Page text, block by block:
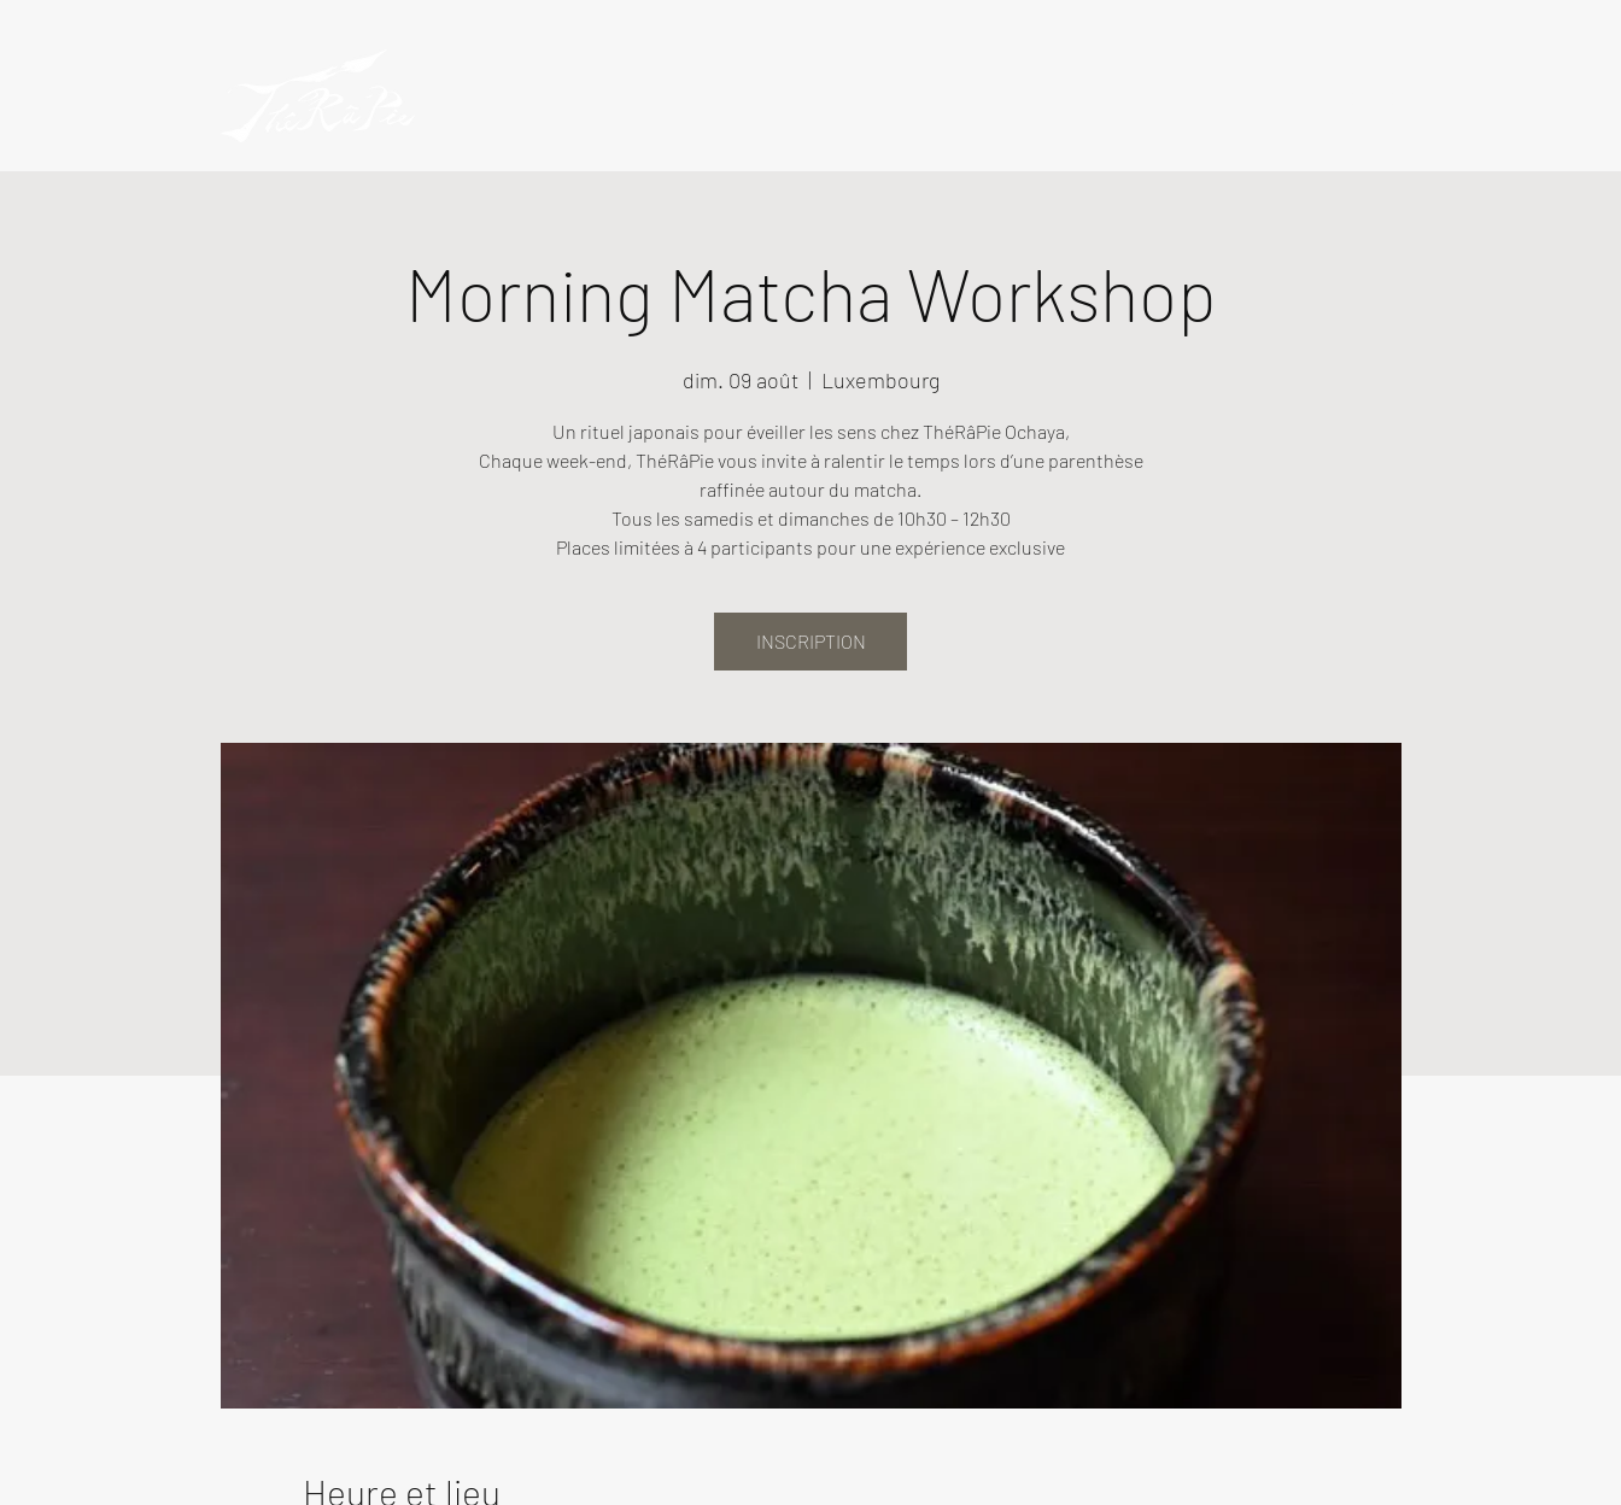
Morning Matcha Workshop
dim. 09 août
  |
Luxembourg
Un rituel japonais pour éveiller les sens chez ThéRâPie Ochaya,
Chaque week-end, ThéRâPie vous invite à ralentir le temps lors d’une parenthèse
raffinée autour du matcha.
Tous les samedis et dimanches de 10h30 – 12h30
Places limitées à 4 participants pour une expérience exclusive
INSCRIPTION
Heure et lieu